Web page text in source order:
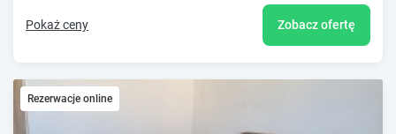
Pokaż ceny Zobacz ofertę
Rezerwacje online